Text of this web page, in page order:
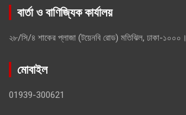
বার্তা ও বাণিজ্যিক কার্যালয়
২৮/সি/৪ শাকের প্লাজা (টয়েনবি রোড) মতিঝিল, ঢাকা-১০০০।
মোবাইল
01939-300621